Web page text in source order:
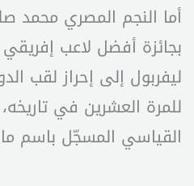
أما النجم المصري محمد
بجائزة أفضل لاعب
ليفربول إلى إحراز لقب
للمرة العشرين في
القياسي المسجّل باسم